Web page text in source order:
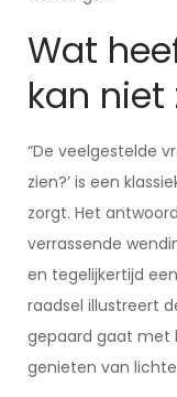
Wat
kan niet
“De veelgestelde
zien?’ is een
zorgt. Het
verrassende
en tegelijkertijd
raadsel illustreert
gepaard gaat met
genieten van